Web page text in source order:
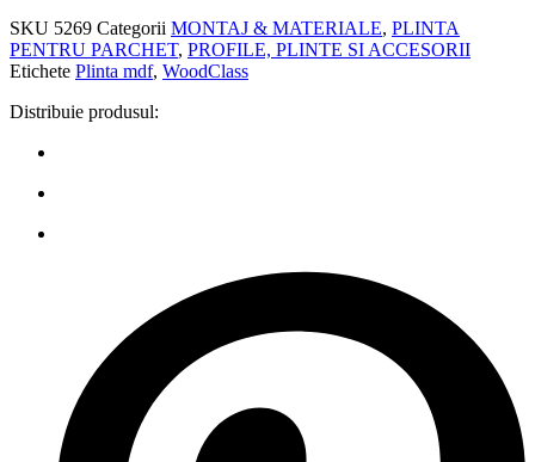
SKU 5269 Categorii MONTAJ & MATERIALE, PLINTA
PENTRU PARCHET, PROFILE, PLINTE SI ACCESORII
Etichete Plinta mdf, WoodClass
Distribuie produsul: